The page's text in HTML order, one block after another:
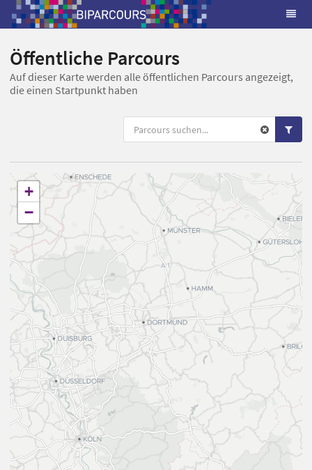
Öffentliche Parcours
Auf dieser Karte werden alle öffentlichen Parcours angezeigt,
die einen Startpunkt haben
+
−